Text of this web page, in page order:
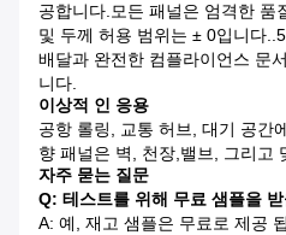
공합니다.모든 패널은 엄격한 품
및 두께 허용 범위는 ± 0입니다
배달과 완전한 컴플라이언스 문
니다.
이상적 인 응용
공항 롤링, 교통 허브, 대기 공간
향 패널은 벽, 천장,밸브, 그리고
자주 묻는 질문
Q: 테스트를 위해 무료 샘플을
A: 예, 재고 샘플은 무료로 제공